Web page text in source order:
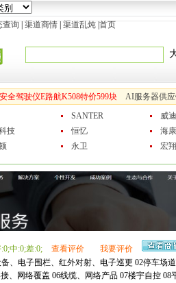
查询 渠道商情 渠道乱炖 首页
安全驾驶仪E路航K508特价599块
AI服务器供
SANTER
威迪
技 恒忆
海
永卫 宏翔
中:0;差:0; 查看评价
我要评价
、电子围栏、红外对射、电子巡更 02停车场
、网络覆盖 06线缆、网络产品 07楼宇自控